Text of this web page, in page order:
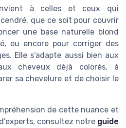
à celles et ceux qui
que ce soit pour couvrir
une base naturelle blond
ou encore pour corriger des
Elle s’adapte aussi bien aux
cheveux déjà colorés, à
sa chevelure et de choisir le
de cette nuance et
consultez notre guide